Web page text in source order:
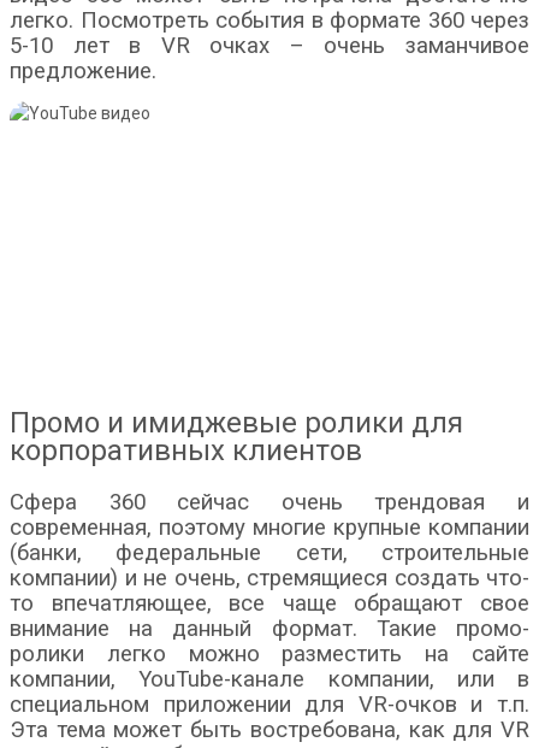
легко. Посмотреть события в формате 360 через
5-10 лет в VR очках – очень заманчивое
предложение.
Промо и имиджевые ролики для
корпоративных клиентов
Сфера 360 сейчас очень трендовая и
современная, поэтому многие крупные компании
(банки, федеральные сети, строительные
компании) и не очень, стремящиеся создать что-
то впечатляющее, все чаще обращают свое
внимание на данный формат. Такие промо-
ролики легко можно разместить на сайте
компании, YouTube-канале компании, или в
специальном приложении для VR-очков и т.п.
Эта тема может быть востребована, как для VR